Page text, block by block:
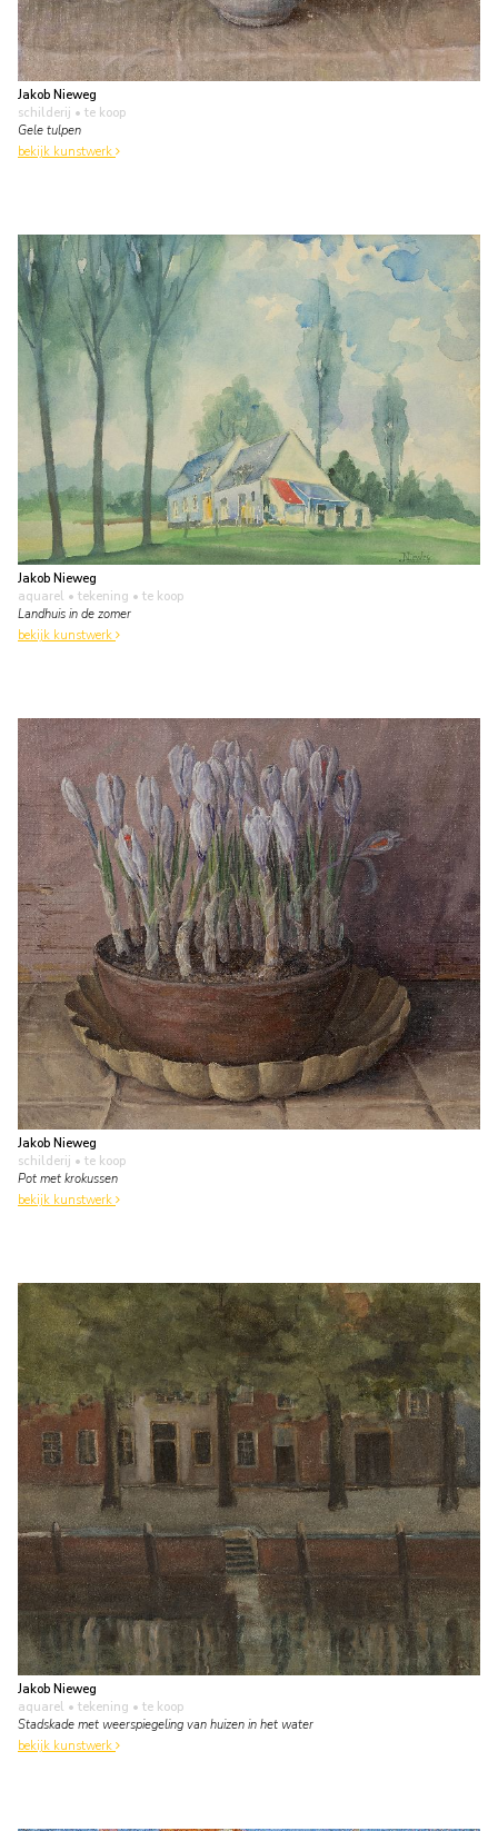
Jakob Nieweg
schilderij • te koop
Gele tulpen
bekijk kunstwerk
Jakob Nieweg
aquarel • tekening • te koop
Landhuis in de zomer
bekijk kunstwerk
Jakob Nieweg
schilderij • te koop
Pot met krokussen
bekijk kunstwerk
Jakob Nieweg
aquarel • tekening • te koop
Stadskade met weerspiegeling van huizen in het water
bekijk kunstwerk